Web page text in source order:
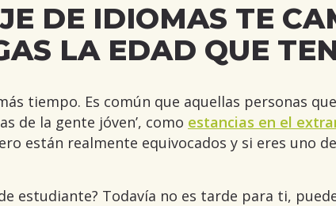
DE IDIOMAS TE
LA EDAD QUE
tiempo. Es común que aquellas personas
de la gente jóven’, como estancias en el
están realmente equivocados y si eres uno
estudiante? Todavía no es tarde para ti,